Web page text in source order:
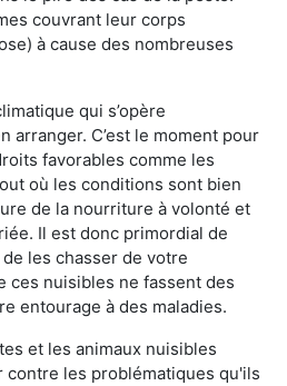
couvrant leur corps
à cause des nombreuses
qui s’opère
arranger. C’est le moment pour
favorables comme les
où les conditions sont bien
de la nourriture à volonté et
Il est donc primordial de
les chasser de votre
ces nuisibles ne fassent des
entourage à des maladies.
et les animaux nuisibles
les problématiques qu'ils